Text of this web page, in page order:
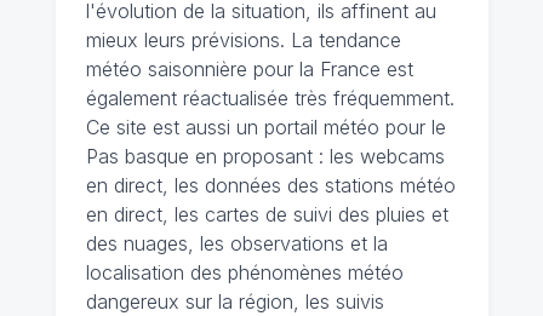
l'évolution de la situation, ils affinent au
mieux leurs prévisions. La tendance
météo saisonnière pour la France est
également réactualisée très fréquemment.
Ce site est aussi un portail météo pour le
Pas basque en proposant : les webcams
en direct, les données des stations météo
en direct, les cartes de suivi des pluies et
des nuages, les observations et la
localisation des phénomènes météo
dangereux sur la région, les suivis